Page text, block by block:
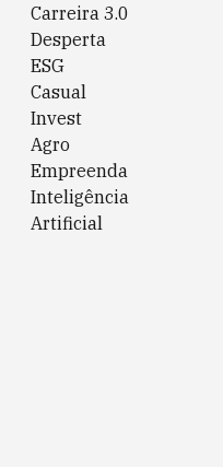
Carreira 3.0
Desperta
ESG
Casual
Invest
Agro
Empreenda
Inteligência
Artificial